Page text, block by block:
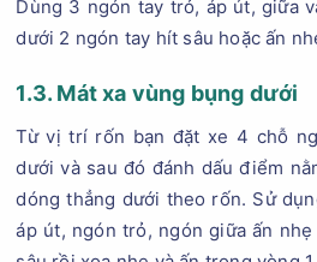
Dùng 3 ngón tay trỏ, áp út, giữa
dưới 2 ngón tay hít sâu hoặc ấn
1.3. Mát xa vùng bụng dưới
Từ vị trí rốn bạn đặt xe 4 chỗ
dưới và sau đó đánh dấu điểm
dóng thẳng dưới theo rốn. Sử
áp út, ngón trỏ, ngón giữa ấn